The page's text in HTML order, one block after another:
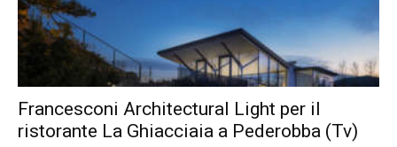
Francesconi Architectural Light per il
ristorante La Ghiacciaia a Pederobba (Tv)